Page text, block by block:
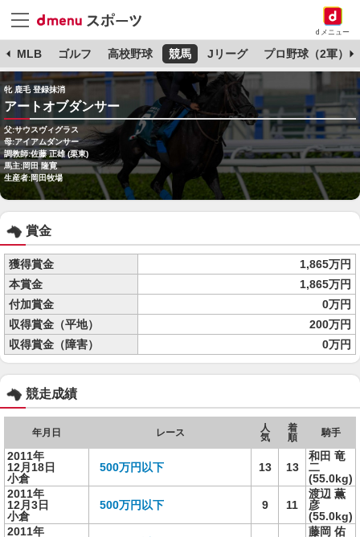
dメニュー
MLB ゴルフ 高校野球 競馬 Jリーグ プロ野球（2軍）
牝 鹿毛 登録抹消
アートオブダンサー
父:サウスヴィグラス
母:アイアムダンサー
調教師:佐藤 正雄 (栗東)
馬主:岡田 隆寛
生産者:岡田牧場
賞金
獲得賞金
1,865万円
本賞金
1,865万円
付加賞金
0万円
収得賞金（平地）
200万円
収得賞金（障害）
0万円
競走成績
年月日 レース
人
気
着
順
騎手
2011年
12月18日
小倉
500万円以下 13 13
和田 竜
二
(55.0kg)
2011年
12月3日
小倉
500万円以下 9 11
渡辺 薫
彦
(55.0kg)
2011年
藤岡 佑